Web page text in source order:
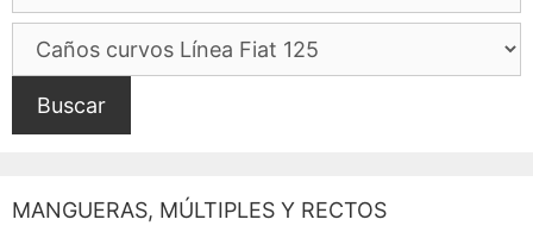
Buscar
MANGUERAS, MÚLTIPLES Y RECTOS